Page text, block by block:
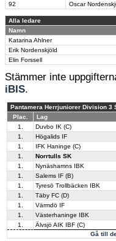
92
Oscar
Alla ledare
Namn
Katarina Ahlner
Erik Nordenskjöld
Elin Forssell
Stämmer inte
iBIS.
Pantamera Herrjuniorer Division 3
Plac.
Lag
Gå till
1. Duvbo IK (C)
1.
Högalids IF
1.
IFK Haninge (C)
1.
Norrtulls SK
1.
Nynäshamns IBK
1.
Salems IF (B)
1.
Tyresö Trollbäcken IBK
1.
Täby FC (D)
1.
Värmdö IF
1.
Västerhaninge IBK
1.
Älvsjö AIK IBF (C)